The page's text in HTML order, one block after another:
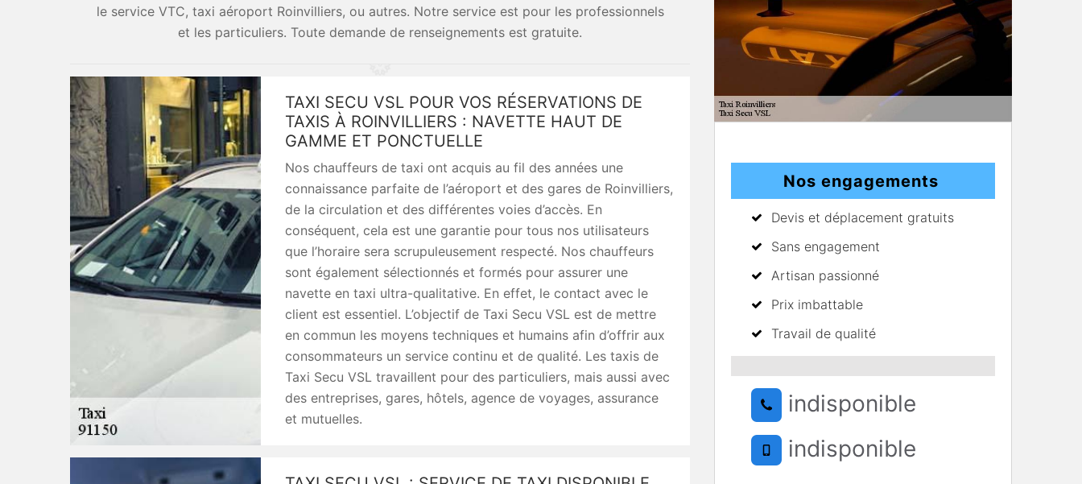
le service VTC, taxi aéroport Roinvilliers, ou autres. Notre service est pour les professionnels
et les particuliers. Toute demande de renseignements est gratuite.
TAXI SECU VSL POUR VOS RÉSERVATIONS DE
TAXIS À ROINVILLIERS : NAVETTE HAUT DE
GAMME ET PONCTUELLE
Nos chauffeurs de taxi ont acquis au fil des années une
connaissance parfaite de l’aéroport et des gares de Roinvilliers,
de la circulation et des différentes voies d’accès. En
conséquent, cela est une garantie pour tous nos utilisateurs
que l’horaire sera scrupuleusement respecté. Nos chauffeurs
sont également sélectionnés et formés pour assurer une
navette en taxi ultra-qualitative. En effet, le contact avec le
client est essentiel. L’objectif de Taxi Secu VSL est de mettre
en commun les moyens techniques et humains afin d’offrir aux
consommateurs un service continu et de qualité. Les taxis de
Taxi Secu VSL travaillent pour des particuliers, mais aussi avec
des entreprises, gares, hôtels, agence de voyages, assurance
et mutuelles.
Nos engagements
Devis et déplacement gratuits
Sans engagement
Artisan passionné
Prix imbattable
Travail de qualité
indisponible
indisponible